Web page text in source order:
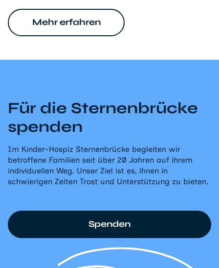
Mehr erfahren
Für die Sternenbrücke
spenden
Im Kinder-Hospiz Sternenbrücke begleiten wir
betroffene Familien seit über 20 Jahren auf ihrem
individuellen Weg. Unser Ziel ist es, ihnen in
schwierigen Zeiten Trost und Unterstützung zu bieten.
Spenden